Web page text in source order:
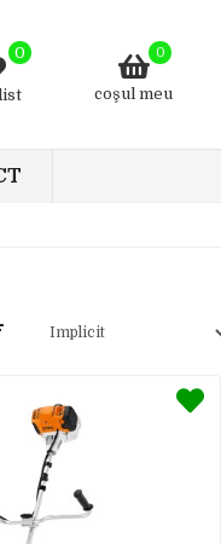
0
coşul meu
0